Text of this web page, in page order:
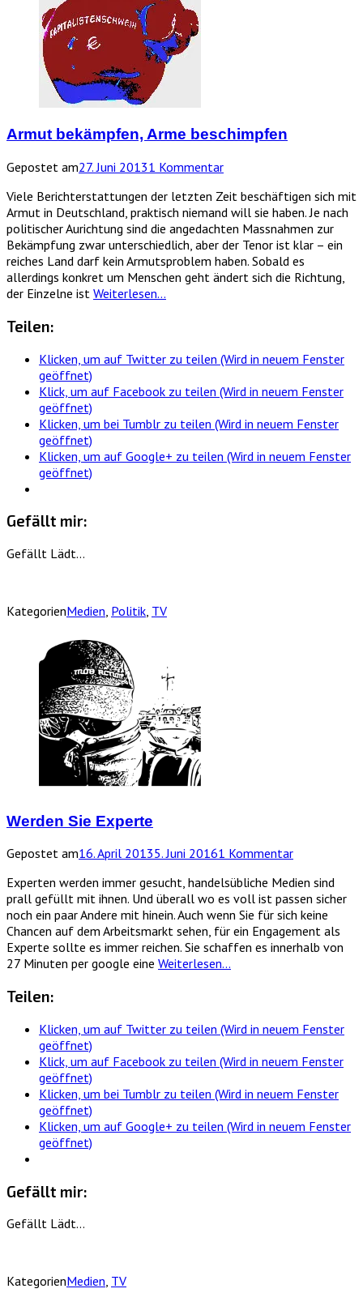
Armut bekämpfen, Arme beschimpfen
Gepostet am27. Juni 20131 Kommentar
Viele Berichterstattungen der letzten Zeit beschäftigen sich mit
Armut in Deutschland, praktisch niemand will sie haben. Je nach
politischer Aurichtung sind die angedachten Massnahmen zur
Bekämpfung zwar unterschiedlich, aber der Tenor ist klar – ein
reiches Land darf kein Armutsproblem haben. Sobald es
allerdings konkret um Menschen geht ändert sich die Richtung,
der Einzelne ist Weiterlesen…
Teilen:
Klicken, um auf Twitter zu teilen (Wird in neuem Fenster
geöffnet)
Klick, um auf Facebook zu teilen (Wird in neuem Fenster
geöffnet)
Klicken, um bei Tumblr zu teilen (Wird in neuem Fenster
geöffnet)
Klicken, um auf Google+ zu teilen (Wird in neuem Fenster
geöffnet)
Gefällt mir:
Gefällt Lädt…
KategorienMedien Politik TV
Werden Sie Experte
Gepostet am16. April 20135. Juni 20161 Kommentar
Experten werden immer gesucht, handelsübliche Medien sind
prall gefüllt mit ihnen. Und überall wo es voll ist passen sicher
noch ein paar Andere mit hinein. Auch wenn Sie für sich keine
Chancen auf dem Arbeitsmarkt sehen, für ein Engagement als
Experte sollte es immer reichen. Sie schaffen es innerhalb von
27 Minuten per google eine Weiterlesen…
Teilen:
Klicken, um auf Twitter zu teilen (Wird in neuem Fenster
geöffnet)
Klick, um auf Facebook zu teilen (Wird in neuem Fenster
geöffnet)
Klicken, um bei Tumblr zu teilen (Wird in neuem Fenster
geöffnet)
Klicken, um auf Google+ zu teilen (Wird in neuem Fenster
geöffnet)
Gefällt mir:
Gefällt Lädt…
KategorienMedien, TV